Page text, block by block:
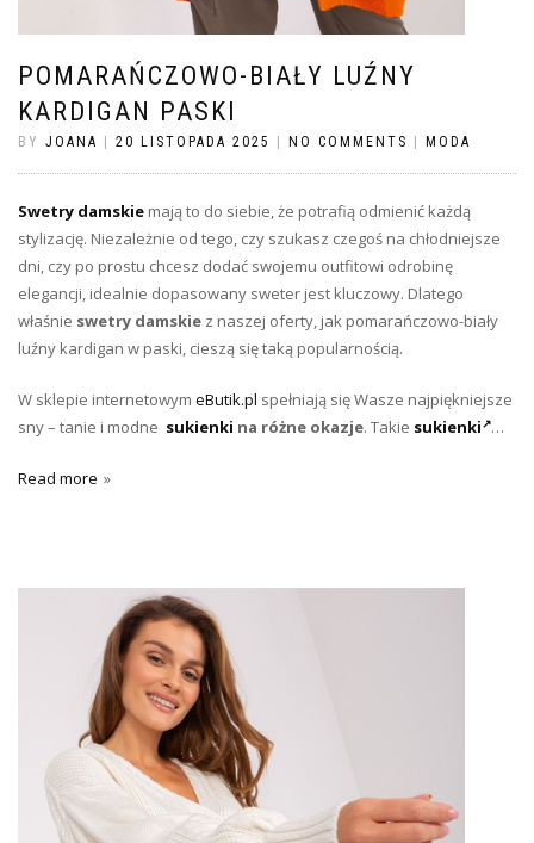
POMARAŃCZOWO-BIAŁY LUŹNY
KARDIGAN PASKI
BY JOANA 20 LISTOPADA 2025 NO COMMENTS MODA
Swetry damskie mają to do siebie, że potrafią odmienić każdą
stylizację. Niezależnie od tego, czy szukasz czegoś na chłodniejsze
dni, czy po prostu chcesz dodać swojemu outfitowi odrobinę
elegancji, idealnie dopasowany sweter jest kluczowy. Dlatego
właśnie swetry damskie z naszej oferty, jak pomarańczowo-biały
luźny kardigan w paski, cieszą się taką popularnością.
W sklepie internetowym eButik.pl spełniają się Wasze najpiękniejsze
sny – tanie i modne sukienki na różne okazje. Takie sukienki …
Read more